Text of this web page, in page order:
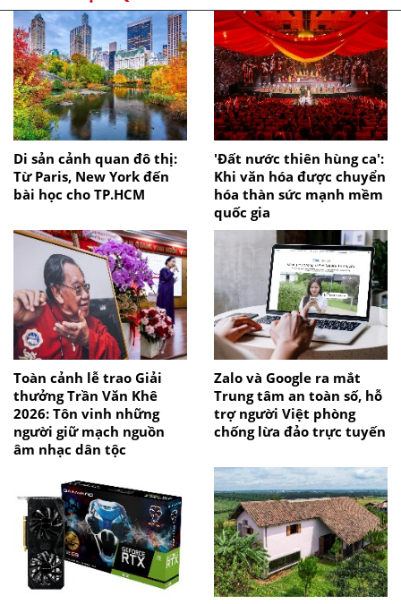
Di sản cảnh quan đô thị:
Từ Paris, New York đến
bài học cho TP.HCM
'Đất nước thiên hùng ca':
Khi văn hóa được chuyển
hóa thàn sức mạnh mềm
quốc gia
Toàn cảnh lễ trao Giải
thưởng Trần Văn Khê
2026: Tôn vinh những
người giữ mạch nguồn
âm nhạc dân tộc
Zalo và Google ra mắt
Trung tâm an toàn số, hỗ
trợ người Việt phòng
chống lừa đảo trực tuyến